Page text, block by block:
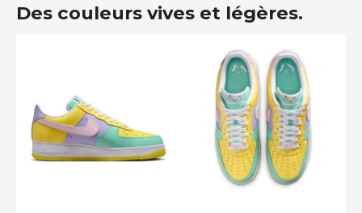
Des couleurs vives et légères.